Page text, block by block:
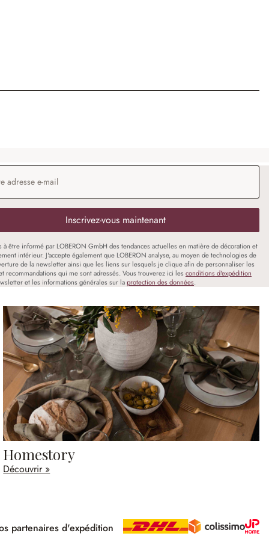
e-mail*
Inscrivez-vous maintenant
à être informé par LOBERON GmbH des tendances actuelles en matière de décoration et
intérieur. J'accepte également que LOBERON analyse, au moyen de technologies de
de la newsletter ainsi que les liens sur lesquels je clique afin de personnaliser les
recommandations qui me sont adressés. Vous trouverez ici les conditions d'expédition
et les informations générales sur laprotection des données.
Homestory
Découvrir »
partenaires d'expédition